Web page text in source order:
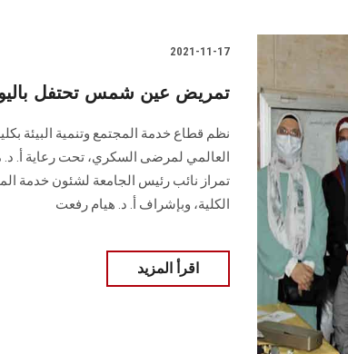
2021-11-17
تمريض عين شمس تحتفل
نظم قطاع خدمة المجتمع وتنمية البيئة
العالمي لمرضى السكري، تحت رعاية أ. د.
تمراز نائب رئيس الجامعة لشئون خدمة
الكلية، وبإشراف أ. د. هيام رفعت
اقرأ المزيد